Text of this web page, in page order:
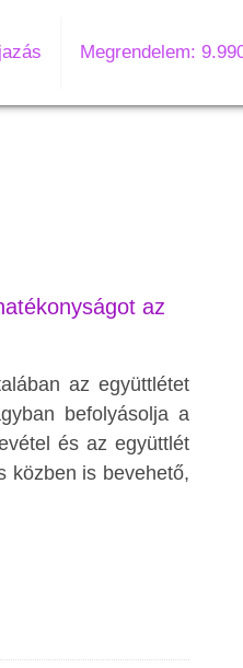
Megrendelem:
az
az együttlétet
befolyásolja a
és az együttlét
közben is bevehető,